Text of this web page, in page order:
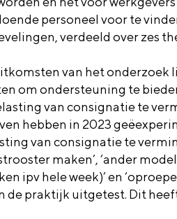
personeel voor te
verdeeld over zes
van het onderzoek
om ondersteuning te
van consignatie te
hebben in 2023
van consignatie te
maken’, ‘ander model
ipv hele week)’ en
de praktijk uitgetest. Dit